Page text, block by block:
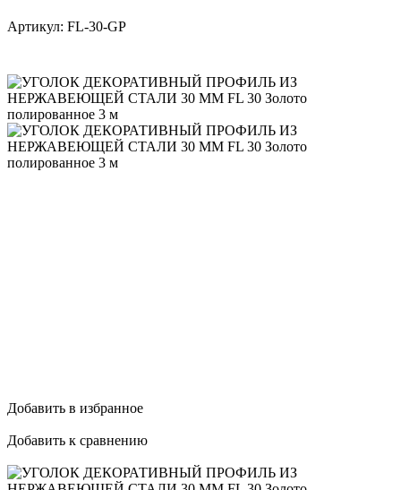
Артикул: FL-30-GP
Добавить в избранное
Добавить к сравнению